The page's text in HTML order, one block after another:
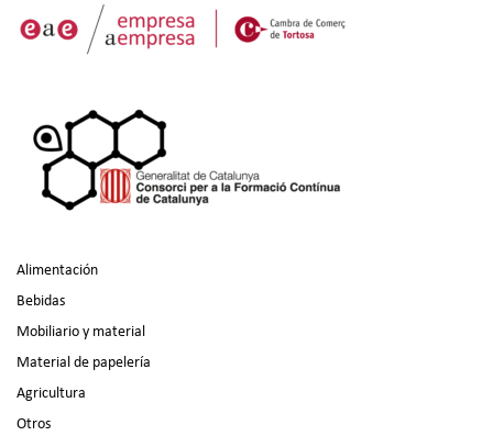
Alimentación
Bebidas
Mobiliario y material
Material de papelería
Agricultura
Otros